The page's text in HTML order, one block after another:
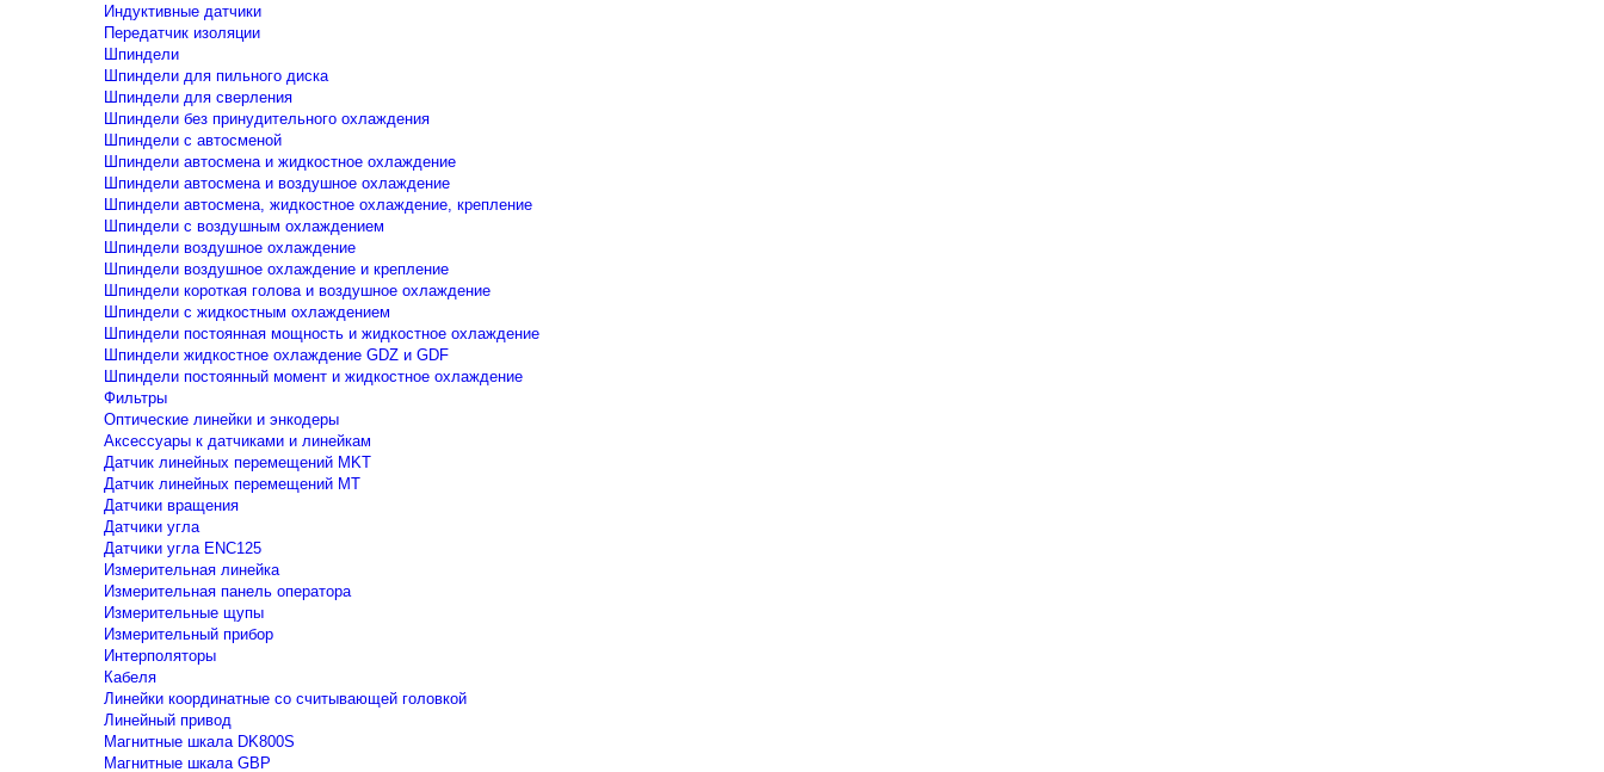
Индуктивные датчики
Передатчик изоляции
Шпиндели
Шпиндели для пильного диска
Шпиндели для сверления
Шпиндели без принудительного охлаждения
Шпиндели с автосменой
Шпиндели автосмена и жидкостное охлаждение
Шпиндели автосмена и воздушное охлаждение
Шпиндели автосмена, жидкостное охлаждение, крепление
Шпиндели с воздушным охлаждением
Шпиндели воздушное охлаждение
Шпиндели воздушное охлаждение и крепление
Шпиндели короткая голова и воздушное охлаждение
Шпиндели с жидкостным охлаждением
Шпиндели постоянная мощность и жидкостное охлаждение
Шпиндели жидкостное охлаждение GDZ и GDF
Шпиндели постоянный момент и жидкостное охлаждение
Фильтры
Оптические линейки и энкодеры
Аксессуары к датчиками и линейкам
Датчик линейных перемещений MKT
Датчик линейных перемещений MT
Датчики вращения
Датчики угла
Датчики угла ENC125
Измерительная линейка
Измерительная панель оператора
Измерительные щупы
Измерительный прибор
Интерполяторы
Кабеля
Линейки координатные со считывающей головкой
Линейный привод
Магнитные шкала DK800S
Магнитные шкала GBP